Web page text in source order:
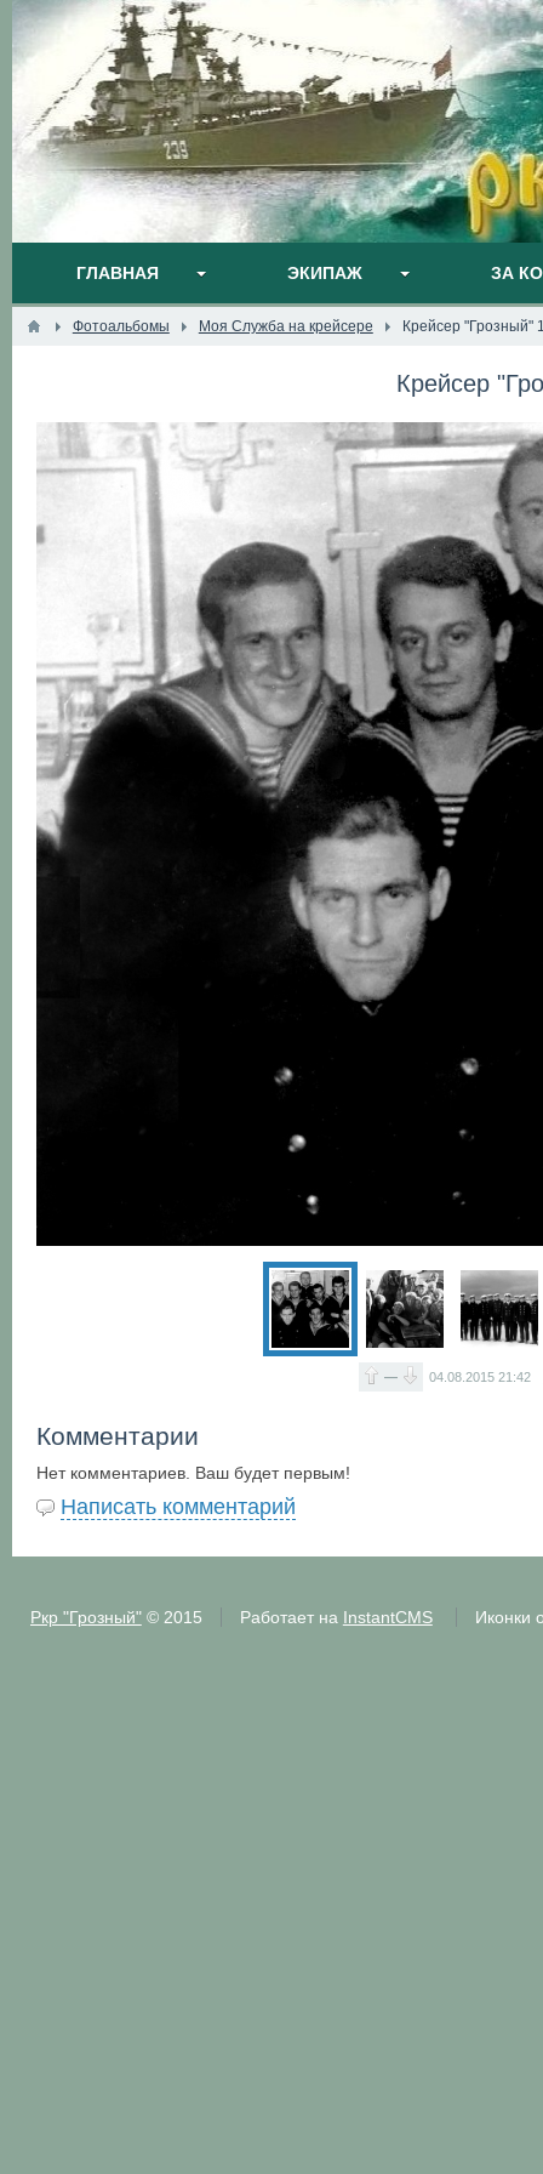
ГЛАВНАЯ ЭКИПАЖ ЗА
Фотоальбомы Моя Служба на крейсере Крейсер "Грозный"
Крейсер
— 04.08.2015 21:42
Комментарии
Нет комментариев. Ваш будет первым!
Написать комментарий
Ркр "Грозный"© 2015 Работает на InstantCMS Иконки